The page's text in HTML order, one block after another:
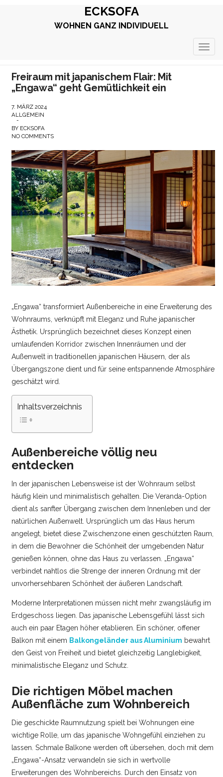
ECKSOFA
WOHNEN GANZ INDIVIDUELL
Freiraum mit japanischem Flair: Mit
„Engawa“ geht Gemütlichkeit ein
7. MÄRZ 2024
ALLGEMEIN
-
BY ECKSOFA
NO COMMENTS
„Engawa“ transformiert Außenbereiche in eine Erweiterung des
Wohnraums, verknüpft mit Eleganz und Ruhe japanischer
Ästhetik. Ursprünglich bezeichnet dieses Konzept einen
umlaufenden Korridor zwischen Innenräumen und der
Außenwelt in traditionellen japanischen Häusern, der als
Übergangszone dient und für seine entspannende Atmosphäre
geschätzt wird.
Inhaltsverzeichnis
Außenbereiche völlig neu
entdecken
In der japanischen Lebensweise ist der Wohnraum selbst
häufig klein und minimalistisch gehalten. Die Veranda-Option
dient als sanfter Übergang zwischen dem Innenleben und der
natürlichen Außenwelt. Ursprünglich um das Haus herum
angelegt, bietet diese Zwischenzone einen geschützten Raum,
in dem die Bewohner die Schönheit der umgebenden Natur
genießen können, ohne das Haus zu verlassen. „Engawa“
verbindet nahtlos die Strenge der inneren Ordnung mit der
unvorhersehbaren Schönheit der äußeren Landschaft.
Moderne Interpretationen müssen nicht mehr zwangsläufig im
Erdgeschoss liegen. Das japanische Lebensgefühl lässt sich
auch ein paar Etagen höher etablieren. Ein schöner, offener
Balkon mit einem Balkongeländer aus Aluminium bewahrt
den Geist von Freiheit und bietet gleichzeitig Langlebigkeit,
minimalistische Eleganz und Schutz.
Die richtigen Möbel machen
Außenfläche zum Wohnbereich
Die geschickte Raumnutzung spielt bei Wohnungen eine
wichtige Rolle, um das japanische Wohngefühl einziehen zu
lassen. Schmale Balkone werden oft übersehen, doch mit dem
„Engawa“-Ansatz verwandeln sie sich in wertvolle
Erweiterungen des Wohnbereichs. Durch den Einsatz von